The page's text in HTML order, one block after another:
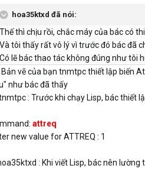
hoa35ktxd đã nói:
Thế thì chịu rồi, chắc máy của bác có
Và tôi thấy rất vô lý vì trước đó bác đã
Có lẽ bác thao tác không đúng như tôi
Bản vẽ của bạn tnmtpc thiết lập biến
như bác đã thấy
: Trước khi chạy Lisp, bác thiết
attreq
new value for ATTREQ : 1
: Khi viết Lisp, bác nên lường